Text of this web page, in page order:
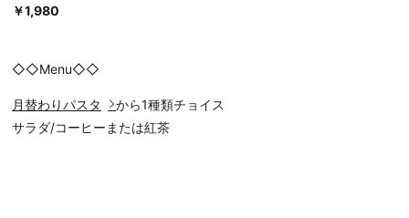
￥1,980
◇◇Menu◇◇
月替わりパスタ
から1種類チョイス
サラダ/コーヒーまたは紅茶